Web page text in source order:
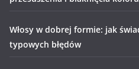
Włosy w dobrej formie: jak
typowych błędów